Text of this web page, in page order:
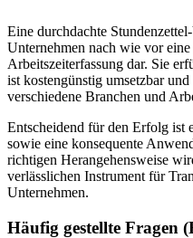
Eine durchdachte
Unternehmen nach wie vor
Arbeitszeiterfassung dar. Sie
ist kostengünstig umsetzbar
verschiedene Branchen und
Entscheidend für den Erfolg ist
sowie eine konsequente
richtigen Herangehensweise
verlässlichen Instrument für
Unternehmen.
Häufig gestellte Fragen